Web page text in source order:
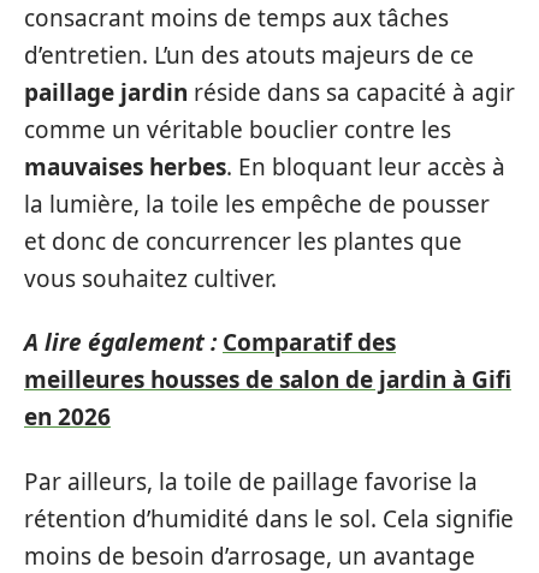
consacrant moins de temps aux tâches
d’entretien. L’un des atouts majeurs de ce
paillage jardin réside dans sa capacité à agir
comme un véritable bouclier contre les
mauvaises herbes. En bloquant leur accès à
la lumière, la toile les empêche de pousser
et donc de concurrencer les plantes que
vous souhaitez cultiver.
A lire également : Comparatif des
meilleures housses de salon de jardin à Gifi
en 2026
Par ailleurs, la toile de paillage favorise la
rétention d’humidité dans le sol. Cela signifie
moins de besoin d’arrosage, un avantage